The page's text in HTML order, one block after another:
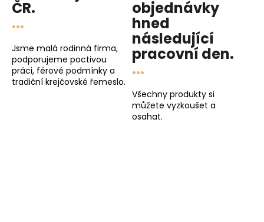
ČR.
...
Jsme malá rodinná firma,
podporujeme poctivou
práci, férové podmínky a
tradiční krejčovské řemeslo.
objednávky
hned
následující
pracovní den.
...
Všechny produkty si
můžete vyzkoušet a
osahat.